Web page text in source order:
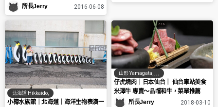
所長Jerry
2016-06-08
北海道 Hikkaido
小樽水族館｜北海道｜海洋生物表演一
山形 Yamagata
仔虎燒肉｜日本仙台｜ 仙台車站美食
米澤牛 專賣～品嚐和牛，菜單推薦
所長Jerry
2018-03-10